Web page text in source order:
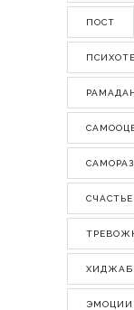
ПОСТ
СЧАСТЬЕ
ХИДЖАБ
ЭМОЦИИ